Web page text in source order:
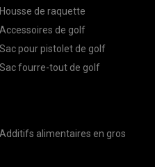
Housse de raquette
Accessoires de golf
Sac pour pistolet de golf
Sac fourre-tout de golf
Additifs alimentaires en gros